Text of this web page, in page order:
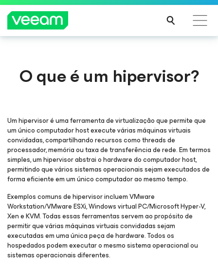
pela atualização de conteúdo da CrowdStrike
LEIA
O que é um hipervisor?
Um hipervisor é uma ferramenta de virtualização que permite que
um único computador host execute várias máquinas virtuais
convidadas, compartilhando recursos como threads de
processador, memória ou taxa de transferência de rede. Em termos
simples, um hipervisor abstrai o hardware do computador host,
permitindo que vários sistemas operacionais sejam executados de
forma eficiente em um único computador ao mesmo tempo.
Exemplos comuns de hipervisor incluem VMware
Workstation/VMware ESXi, Windows virtual PC/Microsoft Hyper-V,
Xen e KVM. Todas essas ferramentas servem ao propósito de
permitir que várias máquinas virtuais convidadas sejam
executadas em uma única peça de hardware. Todos os
hospedados podem executar o mesmo sistema operacional ou
sistemas operacionais diferentes.